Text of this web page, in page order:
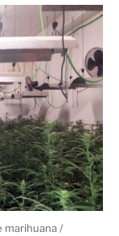
marihuana /